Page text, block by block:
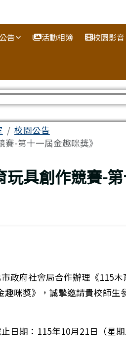
告 活動相簿 校園影音
校園公告
賽-第十一屆金趣咪獎》
玩具創作競賽-
政府社會局合作辦理《115木
趣咪獎》，誠摯邀請貴校師生
日期：115年10月21日（星